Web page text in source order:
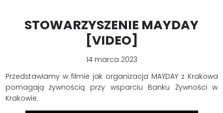
STOWARZYSZENIE MAYDAY
[VIDEO]
14 marca 2023
Przedstawiamy w filmie jak organizacja MAYDAY z Krakowa
pomagają żywnością przy wsparciu Banku Żywności w
Krakowie.